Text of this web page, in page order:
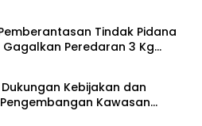
Tindak Pidana
Peredaran 3 Kg
Kebijakan dan
Kawasan